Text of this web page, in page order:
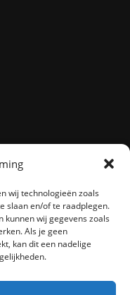
wij technologieën zoals
slaan en/of te raadplegen.
kunnen wij gegevens zoals
Als je geen
kan dit een nadelige